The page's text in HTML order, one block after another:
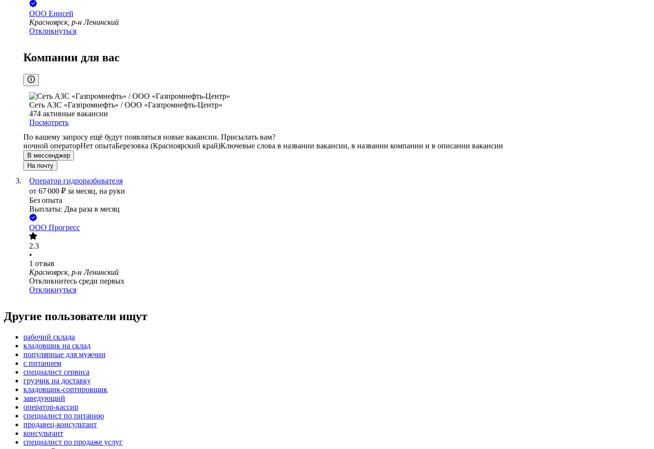
ООО Енисей
Красноярск, р-н Ленинский
Откликнуться
Компании для вас
Сеть АЗС «Газпромнефть» / ООО «Газпромнефть-Центр»
474 активные вакансии
Посмотреть
По вашему запросу ещё будут появляться новые вакансии. Присылать вам?
ночной операторНет опытаБерезовка (Красноярский край)Ключевые слова в названии вакансии, в названии компании и в описании вакансии
В мессенджер
На почту
Оператор гидроразбивателя
от 67 000 ₽ за месяц, на руки
Без опыта
Выплаты: Два раза в месяц
ООО Прогресс
2.3
•
1 отзыв
Красноярск, р-н Ленинский
Откликнитесь среди первых
Откликнуться
Другие пользователи ищут
рабочий склада
кладовщик на склад
популярные для мужчин
с питанием
специалист сервиса
грузчик на доставку
кладовщик-сортировщик
заведующий
оператор-кассир
специалист по питанию
продавец-консультант
консультант
специалист по продаже услуг